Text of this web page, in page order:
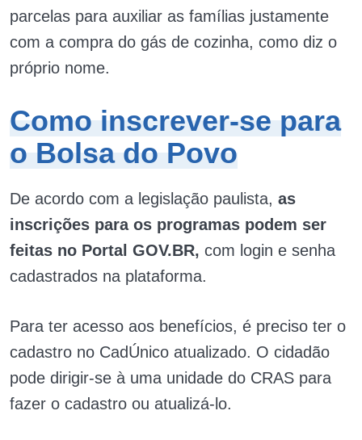
parcelas para auxiliar as famílias justamente
com a compra do gás de cozinha, como diz o
próprio nome.
Como inscrever-se para
o Bolsa do Povo
De acordo com a legislação paulista, as
inscrições para os programas podem ser
feitas no Portal GOV.BR, com login e senha
cadastrados na plataforma.
Para ter acesso aos benefícios, é preciso ter o
cadastro no CadÚnico atualizado. O cidadão
pode dirigir-se à uma unidade do CRAS para
fazer o cadastro ou atualizá-lo.